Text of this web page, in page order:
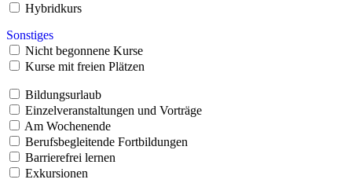
Hybridkurs
Sonstiges
Nicht begonnene Kurse
Kurse mit freien Plätzen
Bildungsurlaub
Einzelveranstaltungen und Vorträge
Am Wochenende
Berufsbegleitende Fortbildungen
Barrierefrei lernen
Exkursionen